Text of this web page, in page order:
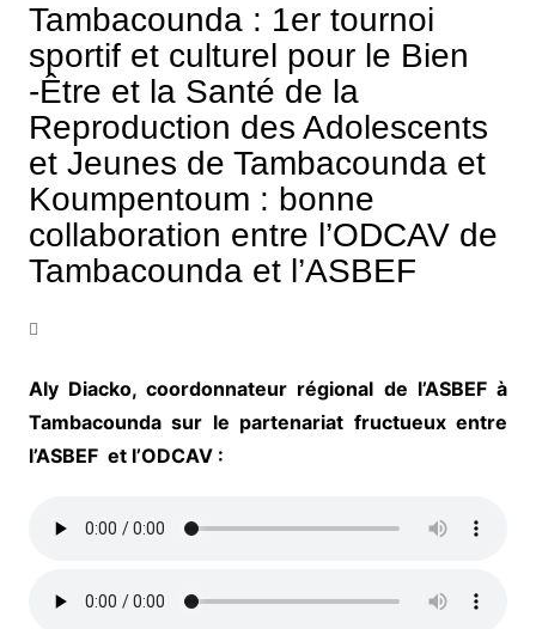
Tambacounda : 1er tournoi
sportif et culturel pour le Bien
-Être et la Santé de la
Reproduction des Adolescents
et Jeunes de Tambacounda et
Koumpentoum : bonne
collaboration entre l’ODCAV de
Tambacounda et l’ASBEF
Aly Diacko, coordonnateur régional de l’ASBEF à
Tambacounda sur le partenariat fructueux entre
l’ASBEF et l’ODCAV :